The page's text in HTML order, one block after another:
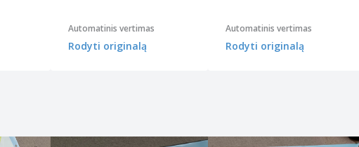
Automatinis vertimas
Rodyti originalą
Automatinis vertimas
Rodyti originalą